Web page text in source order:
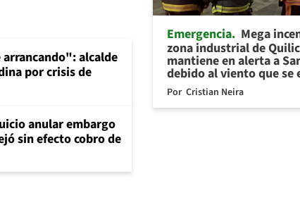
alcalde
por crisis de
anular embargo
sin efecto cobro de
Emergencia Mega
zona industrial de
mantiene en alerta a
debido al viento que se
Por Cristian Neira